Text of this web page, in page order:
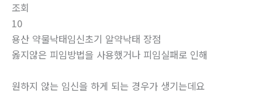
조회
10
용산 약물낙태임신초기 알약낙­태 장점
옳지않은 피임방법을 사용했거나 피임실패로 인해
원하지 않는 임신을 하게 되는 경우가 생기는데요